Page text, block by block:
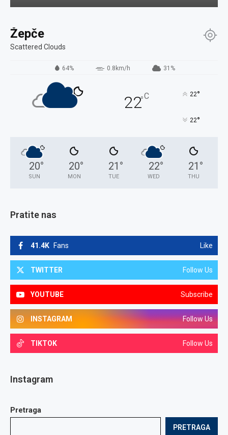
Žepče
Scattered Clouds
64% 0.8km/h 31%
22°C 22°
22°
20°
SUN
20°
MON
21 °
TUE
22°
WED
21 °
THU
Pratite nas
41.4K Fans Like
TWITTER Follow Us
YOUTUBE Subscribe
INSTAGRAM Follow Us
TIKTOK Follow Us
Instagram
Pretraga
PRETRAGA